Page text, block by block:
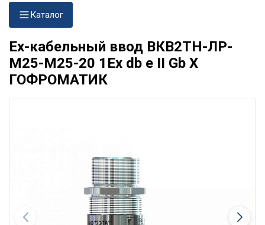
Каталог
Ех-кабельный ввод ВКВ2ТН-ЛР-
М25-М25-20 1Ex db e II Gb X
ГОФРОМАТИК